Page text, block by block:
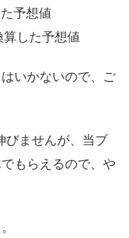
予想値
算した予想値
いかないので、ご
びませんが、当ブ
もらえるので、や